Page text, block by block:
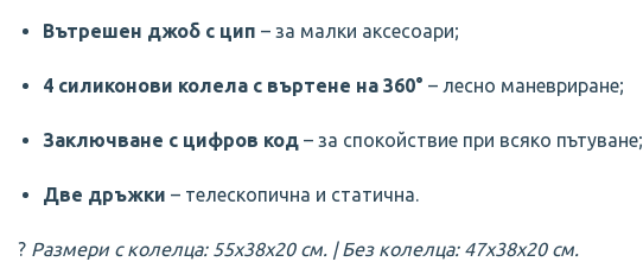
Вътрешен джоб с цип – за малки аксесоари;
4 силиконови колела с въртене на 360° – лесно маневриране;
Заключване с цифров код– за спокойствие при всяко пътуване;
Две дръжки – телескопична и статична.
? Размери с колелца: 55x38x20 см. | Без колелца: 47x38x20 см.